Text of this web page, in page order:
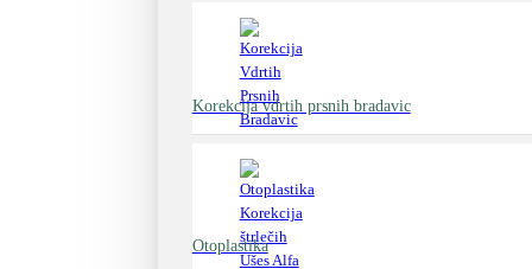
Korekcija vdrtih prsnih bradavic
Otoplastika